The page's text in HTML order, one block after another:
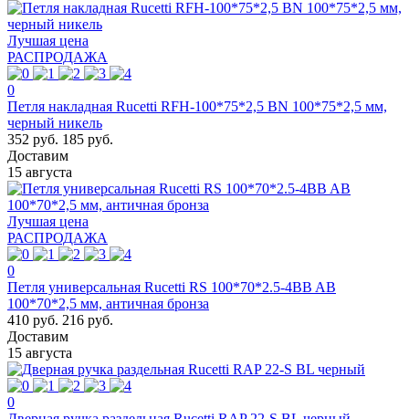
Лучшая цена
РАСПРОДАЖА
0
Петля накладная Rucetti RFH-100*75*2,5 BN 100*75*2,5 мм,
черный никель
352 руб. 185 руб.
Доставим
15 августа
Лучшая цена
РАСПРОДАЖА
0
Петля универсальная Rucetti RS 100*70*2.5-4BB AB
100*70*2,5 мм, античная бронза
410 руб. 216 руб.
Доставим
15 августа
0